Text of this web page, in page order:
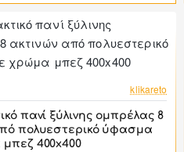
klikareto
πανί ξύλινης ομπρέλας 8
πολυεστερικό ύφασμα
400x400